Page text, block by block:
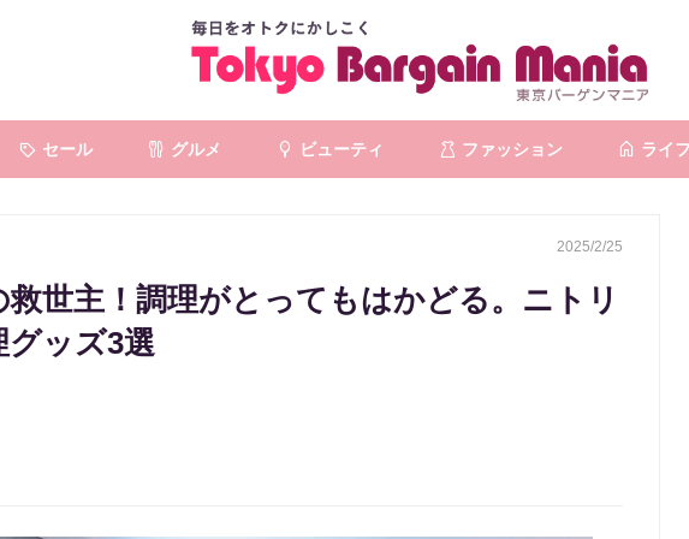
セール グルメ ビューティ ファッション ライフ
2025/2/25
世主！調理がとってもはかどる。ニトリ
グッズ3選